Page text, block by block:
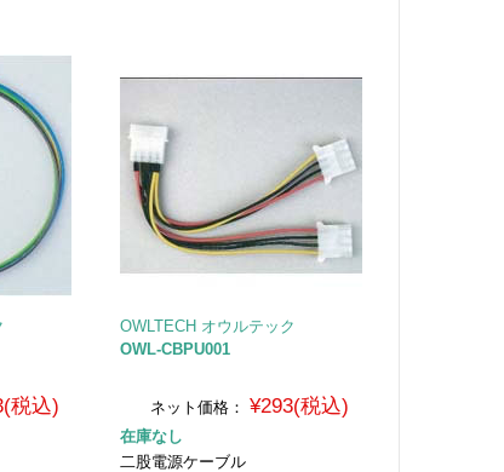
税込)
OWLTECH オウルテック
OWL-CBPU001
ネット価格： ¥293(税込)
在庫なし
二股電源ケーブル